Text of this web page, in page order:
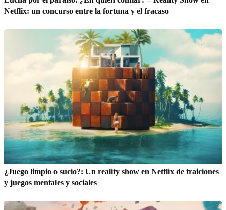
Netflix: un concurso entre la fortuna y el fracaso
¿Juego limpio o sucio?: Un reality show en Netflix de traiciones
y juegos mentales y sociales